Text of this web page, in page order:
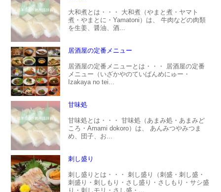
大和煮とは・・・ 大和煮（やまと煮・ヤマト
煮・やまとに・Yamatoni）は、 牛肉などの肉類
を生姜、醤油、酒...
居酒屋の定番メニュー
居酒屋の定番メニューとは・・・ 居酒屋の定番
メニュー（いざかやのていばんめにゅー・
Izakaya no tei...
甘味処
甘味処とは・・・ 甘味処（あまみ処・あまみど
ころ・Amami dokoro）は、 あんみつやみつま
め、団子、お...
刺し盛り
刺し盛りとは・・・ 刺し盛り（刺盛・刺し盛・
刺盛り・刺しもり・さし盛り・さしもり・サシ盛
り・刺しモリ・さし盛・...